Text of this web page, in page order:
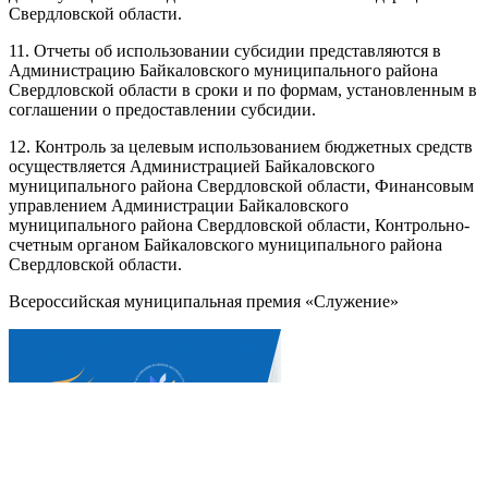
Свердловской области.
11. Отчеты об использовании субсидии представляются в
Администрацию Байкаловского муниципального района
Свердловской области в сроки и по формам, установленным в
соглашении о предоставлении субсидии.
12. Контроль за целевым использованием бюджетных средств
осуществляется Администрацией Байкаловского
муниципального района Свердловской области, Финансовым
управлением Администрации Байкаловского
муниципального района Свердловской области, Контрольно-
счетным органом Байкаловского муниципального района
Свердловской области.
Всероссийская муниципальная премия «Служение»